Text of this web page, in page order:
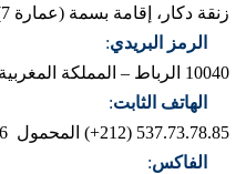
زنقة دكار، إقامة بسمة (عمارة 7)، شقة 2، حي المحيط – الرباط
الرمز البريدي:
10040 الرباط – المملكة المغربية
الهاتف الثابت:
537.73.78.85 (212+)
المحمول 666.47.73.56 (212+)
الفاكس: